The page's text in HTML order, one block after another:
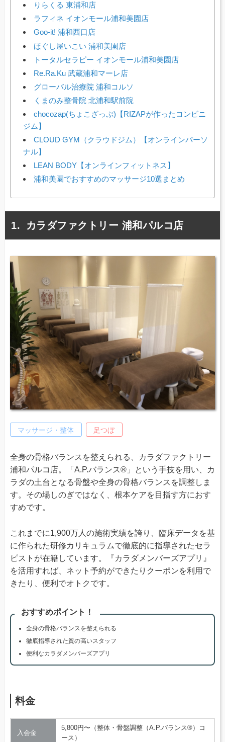
りらくる 東浦和店
ラフィネ イオンモール浦和美園店
Goo-it! 浦和西口店
ほぐし屋いこい 浦和美園店
トータルセラピー イオンモール浦和美園店
Re.Ra.Ku 武蔵浦和マーレ店
グローバル治療院 浦和コルソ
くまのみ整骨院 北浦和駅前院
chocozap(ちょこざっぷ)【RIZAPが作ったコンビニ
ジム】
CLOUD GYM（クラウドジム）【オンラインパーソ
ナル】
LEAN BODY【オンラインフィットネス】
浦和美園でおすすめのマッサージ10選まとめ
カラダファクトリー 浦和パルコ店
マッサージ・整体 足つぼ
全身の骨格バランスを整えられる、カラダファクトリー
浦和パルコ店。「A.P.バランス®」という手技を用い、カ
ラダの土台となる骨盤や全身の骨格バランスを調整しま
す。その場しのぎではなく、根本ケアを目指す方におす
すめです。
これまでに1,900万人の施術実績を誇り、臨床データを基
に作られた研修カリキュラムで徹底的に指導されたセラ
ピストが在籍しています。『カラダメンバーズアプリ』
を活用すれば、ネット予約ができたりクーポンを利用で
きたり、便利でオトクです。
おすすめポイント！
全身の骨格バランスを整えられる
徹底指導された質の高いスタッフ
便利なカラダメンバーズアプリ
料金
入会金
5,800円〜（整体・骨盤調整（A.P.バランス®）コ
ース）